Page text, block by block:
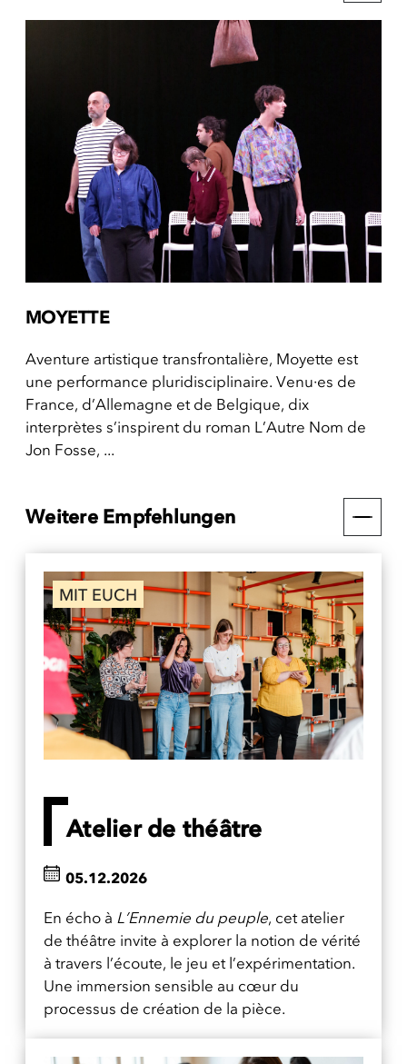
MOYETTE
Aventure artistique transfrontalière, Moyette est
une performance pluridisciplinaire. Venu·es de
France, d’Allemagne et de Belgique, dix
interprètes s’inspirent du roman L’Autre Nom de
Jon Fosse, ...
Weitere Empfehlungen
MIT EUCH
Atelier de théâtre
En écho à L’Ennemie du peuple, cet atelier
de théâtre invite à explorer la notion de vérité
à travers l’écoute, le jeu et l’expérimentation.
Une immersion sensible au cœur du
processus de création de la pièce.
05.12.2026